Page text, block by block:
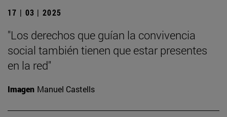
17 | 03 | 2025
"Los derechos que guían la convivencia
social también tienen que estar presentes
en la red"
Imagen Manuel Castells